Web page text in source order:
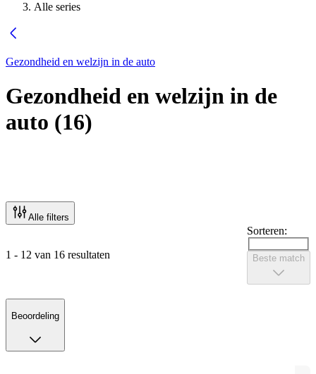
Alle series
Gezondheid en welzijn in de auto
Gezondheid en welzijn in de
auto (16)
Alle filters
1 - 12 van 16 resultaten
Sorteren:
Beste match
Beoordeling